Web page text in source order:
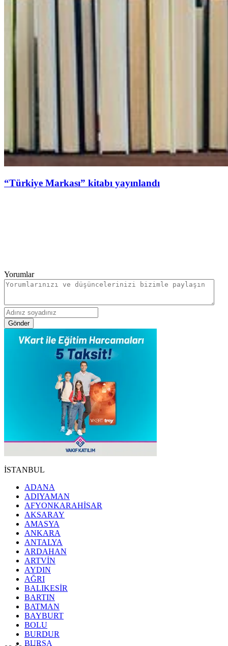
“Türkiye Markası” kitabı yayınlandı
Yorumlar
Gönder
İSTANBUL
ADANA
ADIYAMAN
AFYONKARAHİSAR
AKSARAY
AMASYA
ANKARA
ANTALYA
ARDAHAN
ARTVİN
AYDIN
AĞRI
BALIKESİR
BARTIN
BATMAN
BAYBURT
BOLU
BURDUR
BURSA